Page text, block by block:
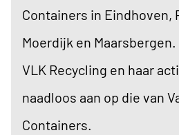
Containers in Eindhoven,
Moerdijk en
VLK Recycling en haar
naadloos aan op die van
Containers.